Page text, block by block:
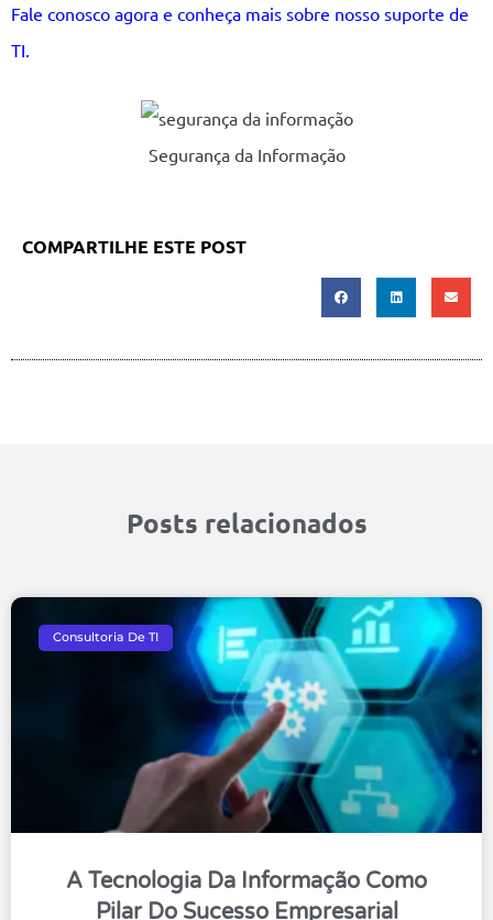
Fale conosco agora e conheça mais sobre nosso suporte de
TI.
Segurança da Informação
COMPARTILHE ESTE POST
Posts relacionados
Consultoria De TI
A Tecnologia Da Informação Como
Pilar Do Sucesso Empresarial